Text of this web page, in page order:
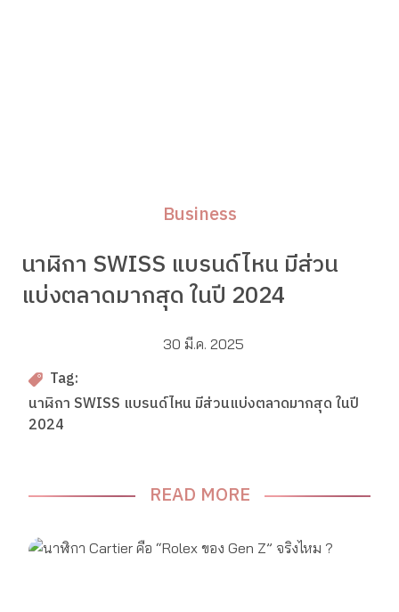
Business
นาฬิกา SWISS แบรนด์ไหน มีส่วน
แบ่งตลาดมากสุด ในปี 2024
30 มี.ค. 2025
Tag:
นาฬิกา SWISS แบรนด์ไหน มีส่วนแบ่งตลาดมากสุด ในปี
2024
READ MORE